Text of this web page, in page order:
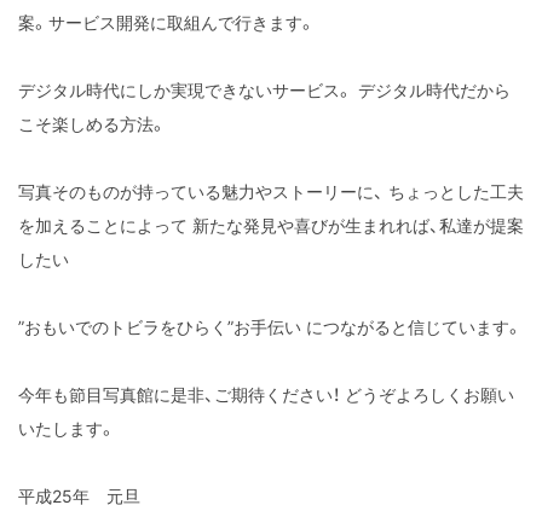
案。サービス開発に取組んで行きます。
デジタル時代にしか実現できないサービス。 デジタル時代だから
こそ楽しめる方法。
写真そのものが持っている魅力やストーリーに、 ちょっとした工夫
を加えることによって 新たな発見や喜びが生まれれば、私達が提案
したい
”おもいでのトビラをひらく”お手伝い につながると信じています。
今年も節目写真館に是非、ご期待ください！ どうぞよろしくお願い
いたします。
平成25年 元旦